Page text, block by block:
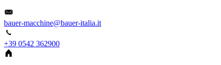
bauer-macchine@bauer-italia.it
+39 0542 362900